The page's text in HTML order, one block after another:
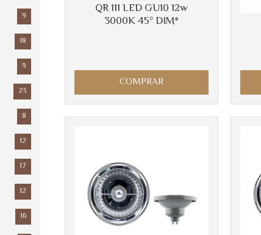
9
18
9
23
8
12
17
12
16
QR 111 LED GU10 12w
3000K 45º DIM*
COMPRAR
Más info